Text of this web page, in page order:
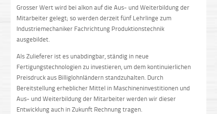
Grosser Wert wird bei alkon auf die Aus- und Weiterbildung der
Mitarbeiter gelegt; so werden derzeit fünf Lehrlinge zum
Industriemechaniker Fachrichtung Produktionstechnik
ausgebildet.
Als Zulieferer ist es unabdingbar, ständig in neue
Fertigungstechnologien zu investieren, um dem kontinuierlichen
Preisdruck aus Billiglohnländern standzuhalten. Durch
Bereitstellung erheblicher Mittel in Maschineninvestitionen und
Aus- und Weiterbildung der Mitarbeiter werden wir dieser
Entwicklung auch in Zukunft Rechnung tragen.